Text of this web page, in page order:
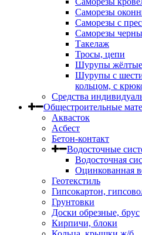
Саморезы
Саморезы с
Саморезы
Такелаж
Тросы, цепи
Шурупы жёлтые
Шурупы с
кольцом, с
Средства
Общестроительные
Аквасток
Асбест
Бетон-контакт
Водосточные
Водосточная
Оцинкованная
Геотекстиль
Гипсокартон,
Грунтовки
Доски обрезные, брус
Кирпичи, блоки